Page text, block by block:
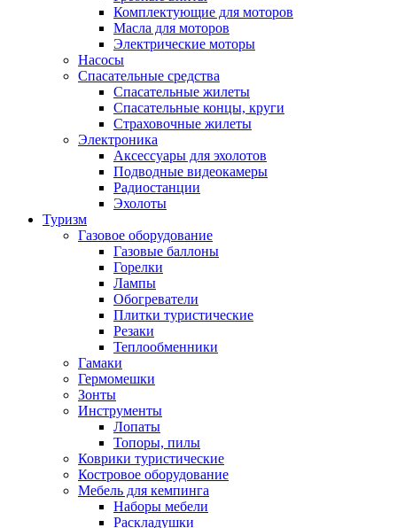
Комплектующие для моторов
Масла для моторов
Электрические моторы
Насосы
Спасательные средства
Спасательные жилеты
Спасательные концы, круги
Страховочные жилеты
Электроника
Аксессуары для эхолотов
Подводные видеокамеры
Радиостанции
Эхолоты
Туризм
Газовое оборудование
Газовые баллоны
Горелки
Лампы
Обогреватели
Плитки туристические
Резаки
Теплообменники
Гамаки
Гермомешки
Зонты
Инструменты
Лопаты
Топоры, пилы
Коврики туристические
Костровое оборудование
Мебель для кемпинга
Наборы мебели
Раскладушки